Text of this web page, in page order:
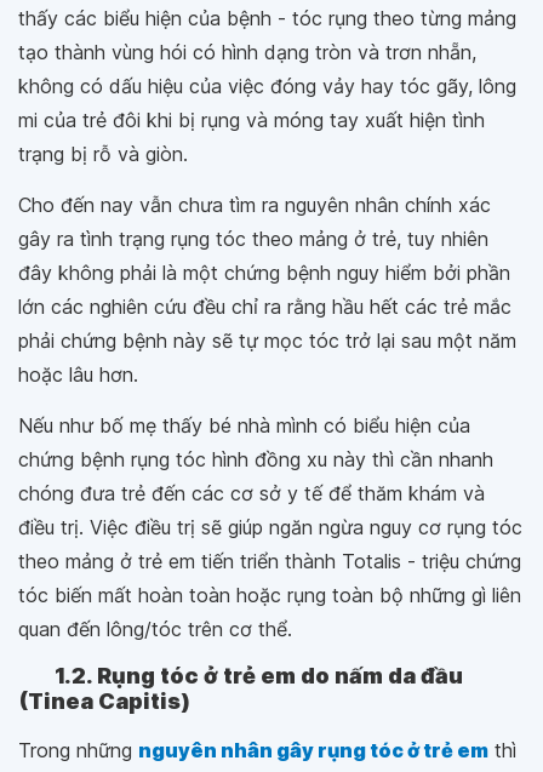
thấy các biểu hiện của bệnh - tóc rụng theo từng mảng
tạo thành vùng hói có hình dạng tròn và trơn nhẵn,
không có dấu hiệu của việc đóng vảy hay tóc gãy, lông
mi của trẻ đôi khi bị rụng và móng tay xuất hiện tình
trạng bị rỗ và giòn.
Cho đến nay vẫn chưa tìm ra nguyên nhân chính xác
gây ra tình trạng rụng tóc theo mảng ở trẻ, tuy nhiên
đây không phải là một chứng bệnh nguy hiểm bởi phần
lớn các nghiên cứu đều chỉ ra rằng hầu hết các trẻ mắc
phải chứng bệnh này sẽ tự mọc tóc trở lại sau một năm
hoặc lâu hơn.
Nếu như bố mẹ thấy bé nhà mình có biểu hiện của
chứng bệnh rụng tóc hình đồng xu này thì cần nhanh
chóng đưa trẻ đến các cơ sở y tế để thăm khám và
điều trị. Việc điều trị sẽ giúp ngăn ngừa nguy cơ rụng tóc
theo mảng ở trẻ em tiến triển thành Totalis - triệu chứng
tóc biến mất hoàn toàn hoặc rụng toàn bộ những gì liên
quan đến lông/tóc trên cơ thể.
1.2. Rụng tóc ở trẻ em do nấm da đầu
(Tinea Capitis)
Trong những nguyên nhân gây rụng tóc ở trẻ em thì